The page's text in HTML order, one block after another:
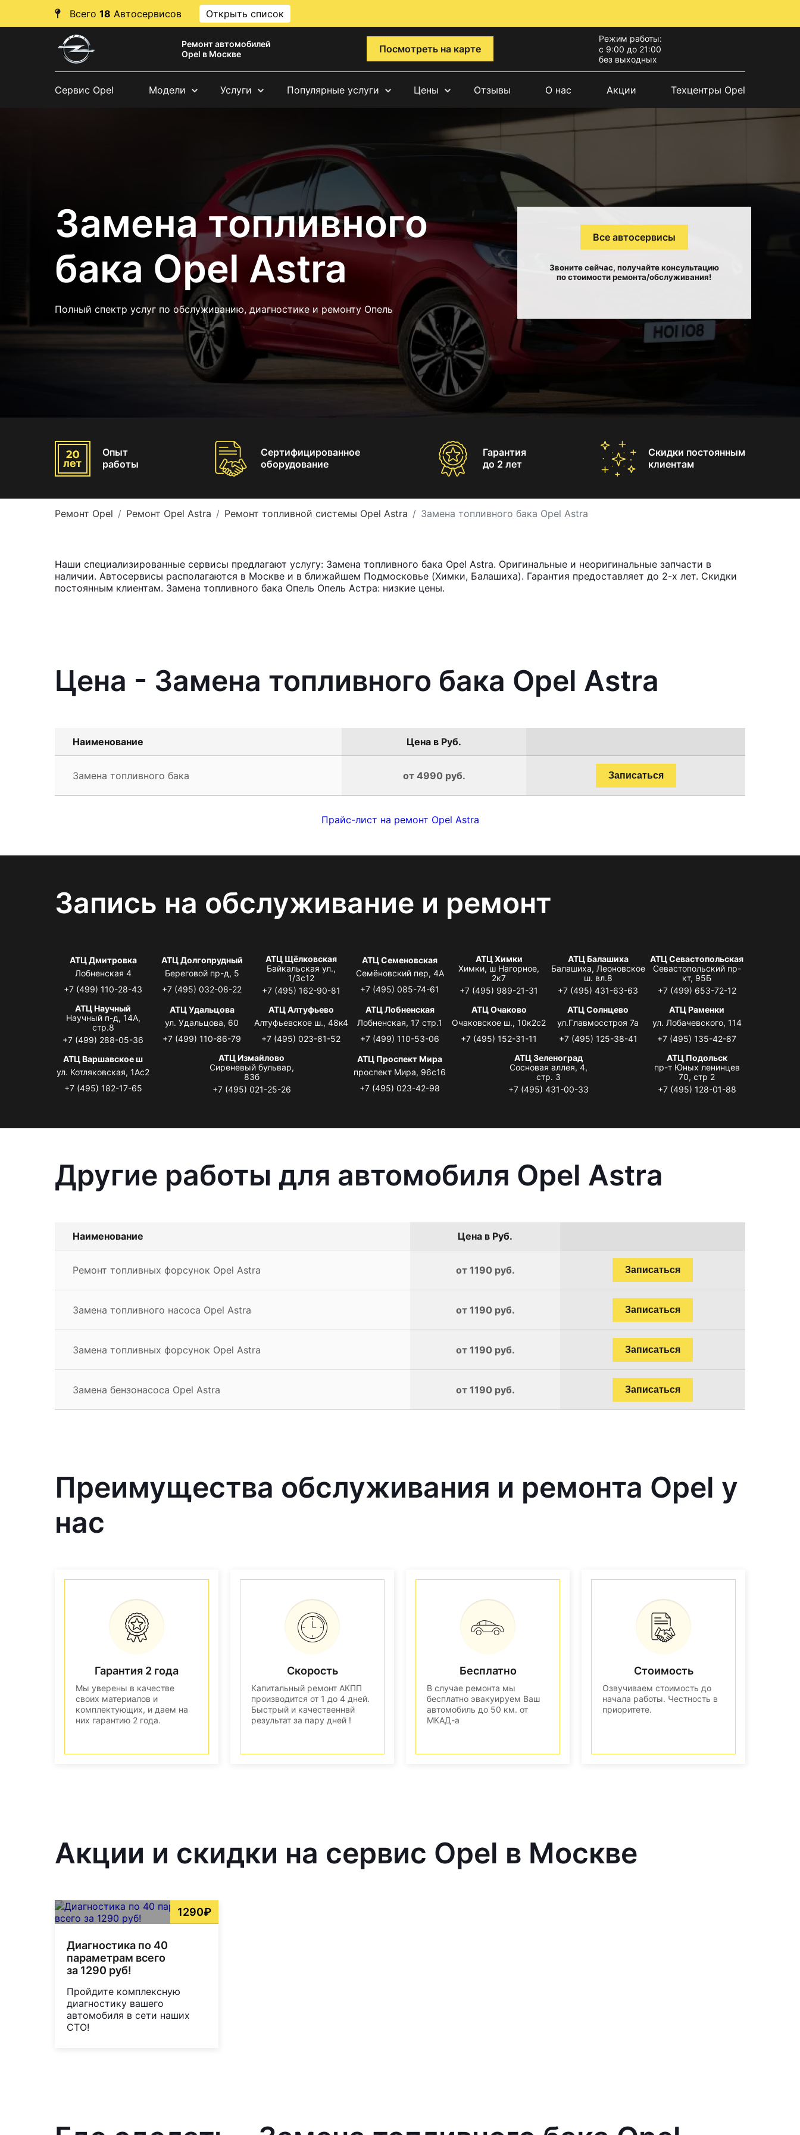
Всего 18 Автосервисов Открыть список
Ремонт автомобилей
Opel в Москве
Посмотреть на карте
Режим работы:
с 9:00 до 21:00
без выходных
Сервис Opel Модели Услуги Популярные услуги Цены Отзывы О нас Акции Техцентры Opel
Замена топливного
бака Opel Astra
Полный спектр услуг по обслуживанию, диагностике и ремонту Опель
Все автосервисы
Звоните сейчас, получайте консультацию
по стоимости ремонта/обслуживания!
Опыт
работы
Сертифицированное
оборудование
Гарантия
до 2 лет
Скидки постоянным
клиентам
Ремонт Opel Ремонт Opel Astra Ремонт топливной системы Opel Astra Замена топливного бака Opel Astra
Наши специализированные сервисы предлагают услугу: Замена топливного бака Opel Astra. Оригинальные и неоригинальные запчасти в
наличии. Автосервисы располагаются в Москве и в ближайшем Подмосковье (Химки, Балашиха). Гарантия предоставляет до 2-х лет. Скидки
постоянным клиентам. Замена топливного бака Опель Опель Астра: низкие цены.
Цена - Замена топливного бака Opel Astra
Наименование Цена в Руб.
Замена топливного бака от 4990 руб. Записаться
Прайс-лист на ремонт Opel Astra
Запись на обслуживание и ремонт
АТЦ Дмитровка
Лобненская 4
+7 (499) 110-28-43
АТЦ Долгопрудный
Береговой пр-д, 5
+7 (495) 032-08-22
АТЦ Щёлковская
Байкальская ул.,
1/3с12
+7 (495) 162-90-81
АТЦ Семеновская
Семёновский пер, 4А
+7 (495) 085-74-61
АТЦ Химки
Химки, ш Нагорное,
2к7
+7 (495) 989-21-31
АТЦ Балашиха
Балашиха, Леоновское
ш. вл.8
+7 (495) 431-63-63
АТЦ Севастопольская
Севастопольский пр-
кт, 95Б
+7 (499) 653-72-12
АТЦ Научный
Научный п-д, 14А,
стр.8
+7 (499) 288-05-36
АТЦ Удальцова
ул. Удальцова, 60
+7 (499) 110-86-79
АТЦ Алтуфьево
Алтуфьевское ш., 48к4
+7 (495) 023-81-52
АТЦ Лобненская
Лобненская, 17 стр.1
+7 (499) 110-53-06
АТЦ Очаково
Очаковское ш., 10к2с2
+7 (495) 152-31-11
АТЦ Солнцево
ул.Главмосстроя 7а
+7 (495) 125-38-41
АТЦ Раменки
ул. Лобачевского, 114
+7 (495) 135-42-87
АТЦ Варшавское ш
ул. Котляковская, 1Ас2
+7 (495) 182-17-65
АТЦ Измайлово
Сиреневый бульвар,
83б
+7 (495) 021-25-26
АТЦ Проспект Мира
проспект Мира, 96с16
+7 (495) 023-42-98
АТЦ Зеленоград
Сосновая аллея, 4,
стр. 3
+7 (495) 431-00-33
АТЦ Подольск
пр-т Юных ленинцев
70, стр 2
+7 (495) 128-01-88
Другие работы для автомобиля Opel Astra
Наименование Цена в Руб.
Ремонт топливных форсунок Opel Astra от 1190 руб. Записаться
Замена топливного насоса Opel Astra от 1190 руб. Записаться
Замена топливных форсунок Opel Astra от 1190 руб. Записаться
Замена бензонасоса Opel Astra от 1190 руб. Записаться
Преимущества обслуживания и ремонта Opel у
нас
Гарантия 2 года
Мы уверены в качестве
своих материалов и
комплектующих, и даем на
них гарантию 2 года.
Скорость
Капитальный ремонт АКПП
производится от 1 до 4 дней.
Быстрый и качественнвй
результат за пару дней !
Бесплатно
В случае ремонта мы
бесплатно эвакуируем Ваш
автомобиль до 50 км. от
МКАД-а
Стоимость
Озвучиваем стоимость до
начала работы. Честность в
приоритете.
Акции и скидки на сервис Opel в Москве
1290₽
Диагностика по 40
параметрам всего
за 1290 руб!
Пройдите комплексную
диагностику вашего
автомобиля в сети наших
СТО!